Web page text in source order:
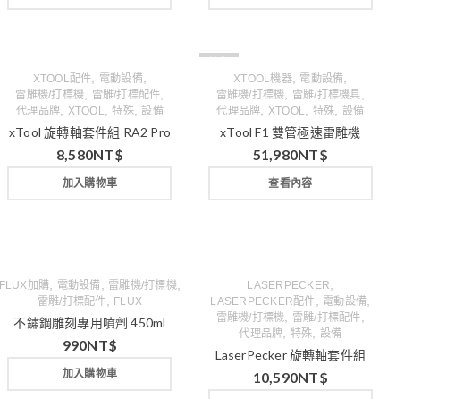
XTOOL配件 電動設備,
雷雕機/打標機 雷雕/打標配件
代理品牌 XTOOL ,特殊, 設備
xTool 旋轉軸套件組 RA2 Pro
8,580NT$
加入購物車
XTOOL機器, 電動設備
雷雕機/打標機 雷雕/打標機具
代理品牌 XTOOL 特殊 設備
xTool F1 雙管極速雷雕機
51,980NT$
查看內容
FLUX加購 電動設備 雷雕機/打標機
雷雕/打標配件 FLUX
不鏽鋼雕刻專用噴劑 450ml
990NT$
加入購物車
LASERPECKER
LASERPECKER配件 電動設備
雷雕機/打標機 雷雕/打標配件
代理品牌 特殊 設備
LaserPecker 旋轉軸套件組
10,590NT$